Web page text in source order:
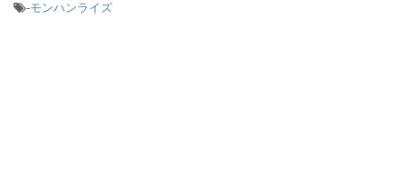
-モンハンライズ